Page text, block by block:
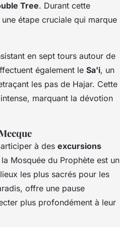
Tree. Durant cette
étape cruciale qui marque
en sept tours autour de
également le Sa'i, un
les pas de Hajar. Cette
marquant la dévotion
à des excursions
Mosquée du Prophète est un
les plus sacrés pour les
offre une pause
plus profondément à leur